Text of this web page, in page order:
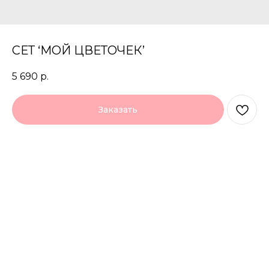
СЕТ ‘МОЙ ЦВЕТОЧЕК’
5 690 р.
Заказать